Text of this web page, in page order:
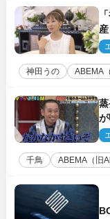
神田うの ABEMA
千鳥 ABEMA（旧